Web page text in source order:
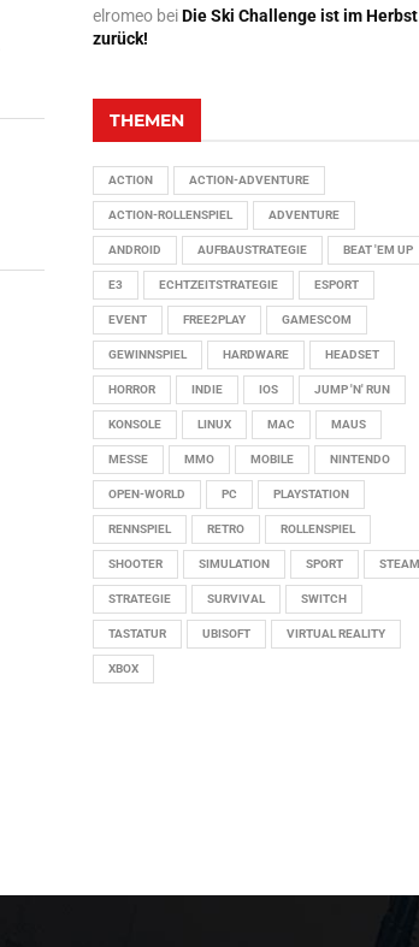
elromeo beiDie Ski Challenge ist im Herbst
zurück!
THEMEN
ACTION ACTION-ADVENTURE
ACTION-ROLLENSPIEL ADVENTURE
ANDROID AUFBAUSTRATEGIE BEAT 'EM UP
E3 ECHTZEITSTRATEGIE ESPORT
EVENT FREE2PLAY GAMESCOM
GEWINNSPIEL HARDWARE HEADSET
HORROR INDIE IOS JUMP 'N' RUN
KONSOLE LINUX MAC MAUS
MESSE MMO MOBILE NINTENDO
OPEN-WORLD PC PLAYSTATION
RENNSPIEL RETRO ROLLENSPIEL
SHOOTER SIMULATION SPORT STEAM
STRATEGIE SURVIVAL SWITCH
TASTATUR UBISOFT VIRTUAL REALITY
XBOX